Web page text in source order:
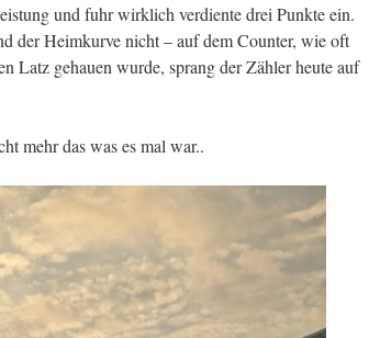
und fuhr wirklich verdiente drei Punkte ein.
der Heimkurve nicht – auf dem Counter, wie oft
Latz gehauen wurde, sprang der Zähler heute auf
mehr das was es mal war..